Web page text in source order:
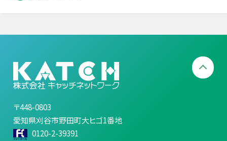
〒448-0803
愛知県刈谷市野田町大ヒゴ1番地
0120-2-39391